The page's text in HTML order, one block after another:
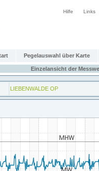
Hilfe Links
Pegelauswahl über Karte
Einzelansicht der
LIEBENWALDE OP